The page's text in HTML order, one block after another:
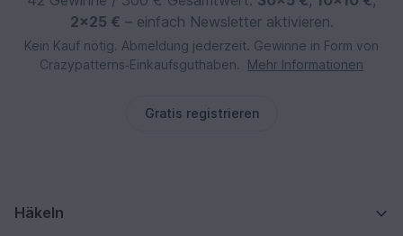
2×25 € – einfach Newsletter aktivieren.
Kein Kauf nötig. Abmeldung jederzeit. Gewinne in Form von
Crazypatterns‑Einkaufsguthaben.
Mehr Informationen
Gratis registrieren
Häkeln